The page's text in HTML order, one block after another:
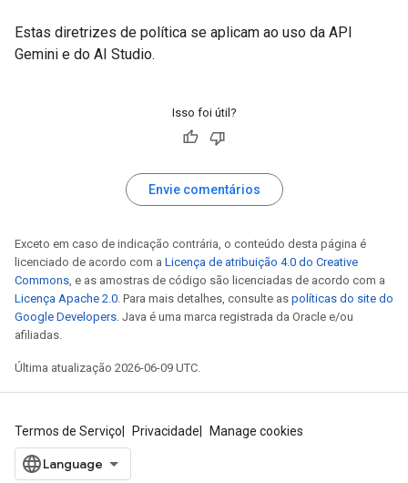
Estas diretrizes de política se aplicam ao uso da API
Gemini e do AI Studio.
Isso foi útil?
Envie comentários
Exceto em caso de indicação contrária, o conteúdo desta página é
licenciado de acordo com a Licença de atribuição 4.0 do Creative
Commons, e as amostras de código são licenciadas de acordo com a
Licença Apache 2.0. Para mais detalhes, consulte as políticas do site do
Google Developers. Java é uma marca registrada da Oracle e/ou
afiliadas.
Última atualização 2026-06-09 UTC.
Termos de Serviço Privacidade Manage cookies